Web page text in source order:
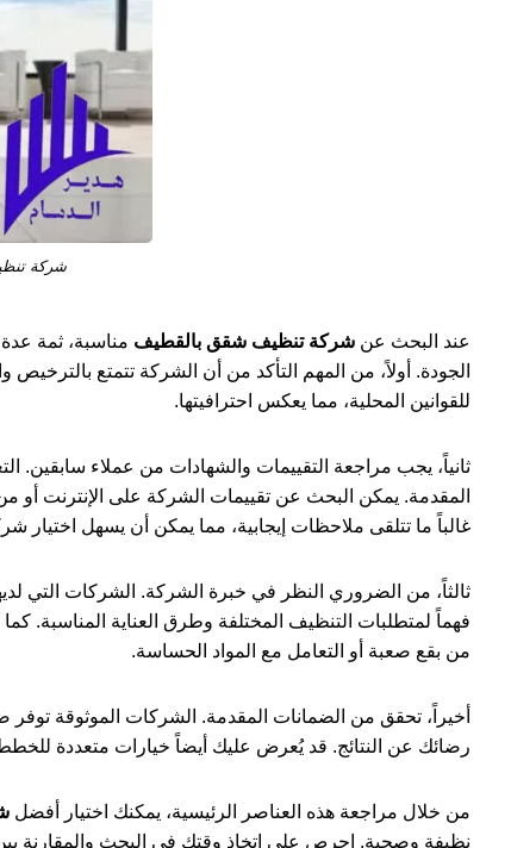
شركة
عند البحث عن شركة تنظيف شقق بالقطيف مناسبة، ثمة
الجودة. أولاً، من المهم التأكد من أن الشركة تتمتع
للقوانين المحلية، مما يعكس احترافيتها.
ثانياً، يجب مراجعة التقييمات والشهادات من عملاء سابقين.
المقدمة. يمكن البحث عن تقييمات الشركة على الإنترنت أو
غالباً ما تتلقى ملاحظات إيجابية، مما يمكن أن يسهل
ثالثاً، من الضروري النظر في خبرة الشركة. الشركات التي
فهماً لمتطلبات التنظيف المختلفة وطرق العناية المناسبة.
من بقع صعبة أو التعامل مع المواد الحساسة.
أخيراً، تحقق من الضمانات المقدمة. الشركات الموثوقة
رضائك عن النتائج. قد يُعرض عليك أيضاً خيارات متعددة
من خلال مراجعة هذه العناصر الرئيسية، يمكنك اختيار أفضل
نظيفة وصحية. احرص على اتخاذ وقتك في البحث والمقارنة